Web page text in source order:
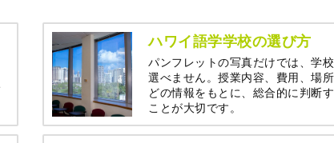
ハワイ語学学校の選び方
パンフレットの写真だけでは、学
選べません。授業内容、費用、場
どの情報をもとに、総合的に判断
ことが大切です。